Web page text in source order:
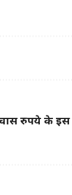
रुपये के